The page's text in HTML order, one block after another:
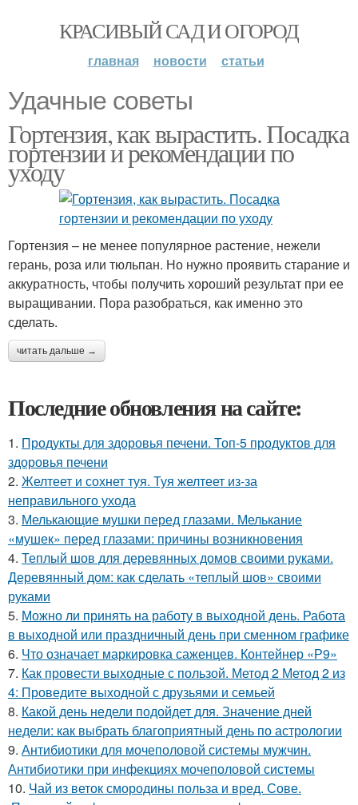
КРАСИВЫЙ САД И ОГОРОД
главная новости статьи
Удачные советы
Гортензия, как вырастить. Посадка
гортензии и рекомендации по
уходу
Гортензия – не менее популярное растение, нежели
герань, роза или тюльпан. Но нужно проявить старание и
аккуратность, чтобы получить хороший результат при ее
выращивании. Пора разобраться, как именно это
сделать.
читать дальше →
Последние обновления на сайте:
1. Продукты для здоровья печени. Топ-5 продуктов для
здоровья печени
2. Желтеет и сохнет туя. Туя желтеет из-за
неправильного ухода
3. Мелькающие мушки перед глазами. Мелькание
«мушек» перед глазами: причины возникновения
4. Теплый шов для деревянных домов своими руками.
Деревянный дом: как сделать «теплый шов» своими
руками
5. Можно ли принять на работу в выходной день. Работа
в выходной или праздничный день при сменном графике
6. Что означает маркировка саженцев. Контейнер «Р9»
7. Как провести выходные с пользой. Метод 2 Метод 2 из
4: Проведите выходной с друзьями и семьей
8. Какой день недели подойдет для. Значение дней
недели: как выбрать благоприятный день по астрологии
9. Антибиотики для мочеполовой системы мужчин.
Антибиотики при инфекциях мочеполовой системы
10. Чай из веток смородины польза и вред. Сове.